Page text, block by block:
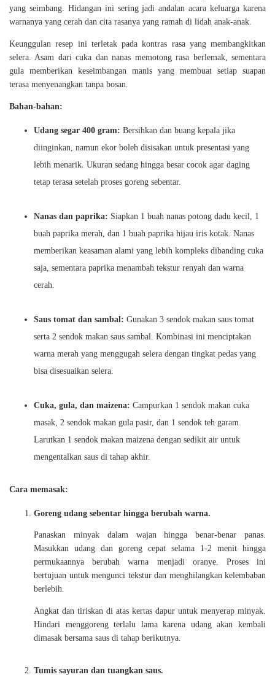
yang seimbang. Hidangan ini sering jadi andalan acara keluarga karena
warnanya yang cerah dan cita rasanya yang ramah di lidah anak-anak.
Keunggulan resep ini terletak pada kontras rasa yang membangkitkan
selera. Asam dari cuka dan nanas memotong rasa berlemak, sementara
gula memberikan keseimbangan manis yang membuat setiap suapan
terasa menyenangkan tanpa bosan.
Bahan-bahan:
Udang segar 400 gram: Bersihkan dan buang kepala jika
diinginkan, namun ekor boleh disisakan untuk presentasi yang
lebih menarik. Ukuran sedang hingga besar cocok agar daging
tetap terasa setelah proses goreng sebentar.
Nanas dan paprika: Siapkan 1 buah nanas potong dadu kecil, 1
buah paprika merah, dan 1 buah paprika hijau iris kotak. Nanas
memberikan keasaman alami yang lebih kompleks dibanding cuka
saja, sementara paprika menambah tekstur renyah dan warna
cerah.
Saus tomat dan sambal: Gunakan 3 sendok makan saus tomat
serta 2 sendok makan saus sambal. Kombinasi ini menciptakan
warna merah yang menggugah selera dengan tingkat pedas yang
bisa disesuaikan selera.
Cuka, gula, dan maizena: Campurkan 1 sendok makan cuka
masak, 2 sendok makan gula pasir, dan 1 sendok teh garam.
Larutkan 1 sendok makan maizena dengan sedikit air untuk
mengentalkan saus di tahap akhir.
Cara memasak:
Goreng udang sebentar hingga berubah warna.
Panaskan minyak dalam wajan hingga benar-benar panas.
Masukkan udang dan goreng cepat selama 1-2 menit hingga
permukaannya berubah warna menjadi oranye. Proses ini
bertujuan untuk mengunci tekstur dan menghilangkan kelembaban
berlebih.
Angkat dan tiriskan di atas kertas dapur untuk menyerap minyak.
Hindari menggoreng terlalu lama karena udang akan kembali
dimasak bersama saus di tahap berikutnya.
Tumis sayuran dan tuangkan saus.